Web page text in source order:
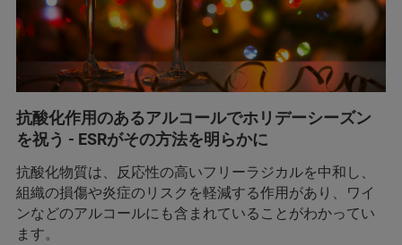
抗酸化作用のあるアルコールでホリデーシーズン
を祝う - ESRがその方法を明らかに
抗酸化物質は、反応性の高いフリーラジカルを中和し、
組織の損傷や炎症のリスクを軽減する作用があり、ワイ
ンなどのアルコールにも含まれていることがわかってい
ます。